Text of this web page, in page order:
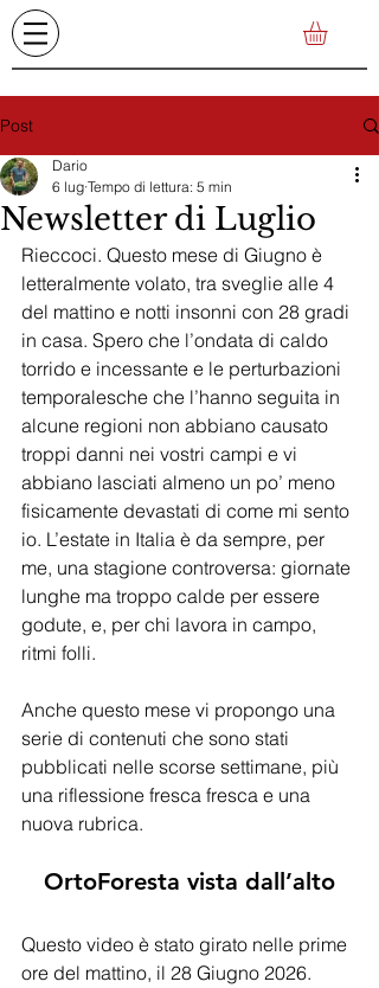
Post
Newsletter di Luglio
Dario
6 lug Tempo di lettura: 5 min
Rieccoci. Questo mese di Giugno è
letteralmente volato, tra sveglie alle 4
del mattino e notti insonni con 28 gradi
in casa. Spero che l’ondata di caldo
torrido e incessante e le perturbazioni
temporalesche che l’hanno seguita in
alcune regioni non abbiano causato
troppi danni nei vostri campi e vi
abbiano lasciati almeno un po’ meno
fisicamente devastati di come mi sento
io. L’estate in Italia è da sempre, per
me, una stagione controversa: giornate
lunghe ma troppo calde per essere
godute, e, per chi lavora in campo,
ritmi folli.
Anche questo mese vi propongo una
serie di contenuti che sono stati
pubblicati nelle scorse settimane, più
una riflessione fresca fresca e una
nuova rubrica.
OrtoForesta vista dall’alto
Questo video è stato girato nelle prime
ore del mattino, il 28 Giugno 2026.